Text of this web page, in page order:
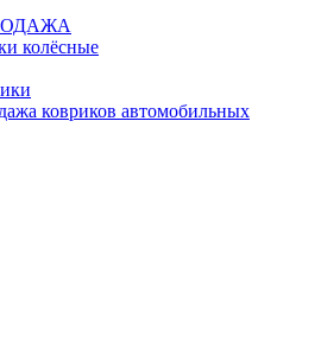
колёсные
ковриков автомобильных